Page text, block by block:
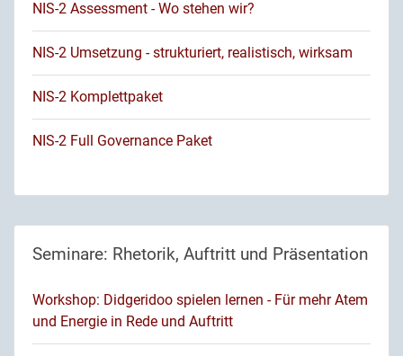
NIS-2 Assessment - Wo stehen wir?
NIS-2 Umsetzung - strukturiert, realistisch, wirksam
NIS-2 Komplettpaket
NIS-2 Full Governance Paket
Seminare: Rhetorik, Auftritt und Präsentation
Workshop: Didgeridoo spielen lernen - Für mehr Atem
und Energie in Rede und Auftritt